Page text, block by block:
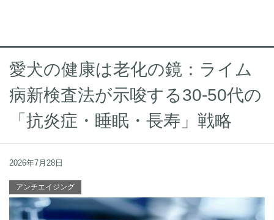
愛犬の健康は老化の鏡：ライム
病新検査法が示唆する30-50代の
「抗炎症・睡眠・長寿」戦略
2026年7月28日
アンチエイジング